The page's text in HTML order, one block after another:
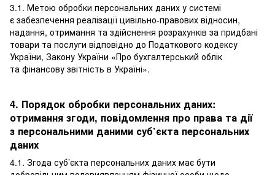
3.1. Метою обробки персональних даних у системі
є забезпечення реалізації цивільно-правових відносин,
надання, отримання та здійснення розрахунків за придбані
товари та послуги відповідно до Податкового кодексу
України, Закону України «Про бухгалтерський облік
та фінансову звітність в Україні».
4. Порядок обробки персональних даних:
отримання згоди, повідомлення про права та дії
з персональними даними суб’єкта персональних
даних
4.1. Згода суб’єкта персональних даних має бути